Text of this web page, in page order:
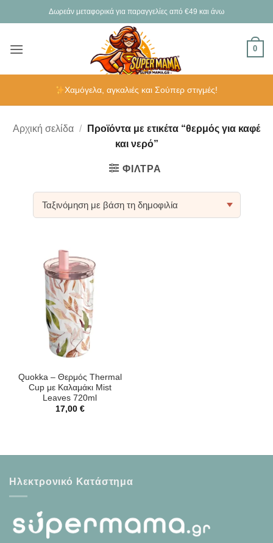
στο
Δωρεάν μεταφορικά για παραγγελίες από €49 και άνω
0
Χαμόγελα, αγκαλιές και Σούπερ στιγμές!
Αρχική σελίδα /
Προϊόντα με ετικέτα “θερμός για καφέ
και νερό”
ΦΊΛΤΡΑ
Quokka – Θερμός Thermal
Cup με Καλαμάκι Mist
Leaves 720ml
17,00 €
Ηλεκτρονικό Κατάστημα